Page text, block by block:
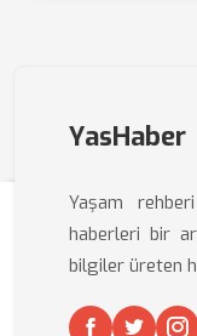
YasHaber
Yaşam
haberleri bir
bilgiler üreten